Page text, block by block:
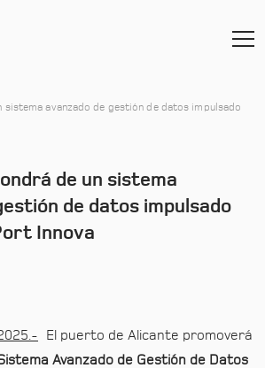
sistema avanzado de gestión de datos impulsado
-
de un sistema
de datos impulsado
Innova
El puerto de Alicante promoverá
Avanzado de Gestión de Datos